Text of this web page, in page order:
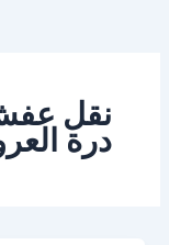
نقل
درة